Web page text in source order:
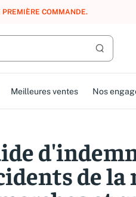
LE CLUB AMMAREAL.
Lancer la
Meilleures ventes Nos
de la